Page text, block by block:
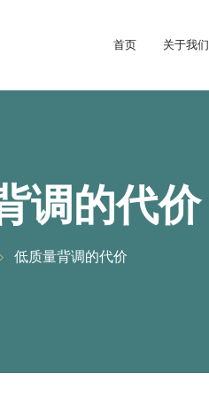
首页 关于我们
调的代价
低质量背调的代价